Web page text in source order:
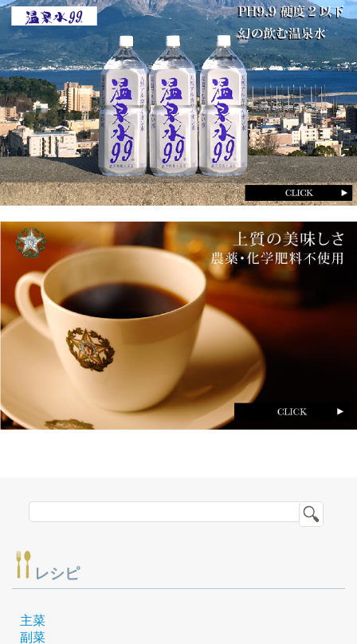
レシピ
主菜
副菜